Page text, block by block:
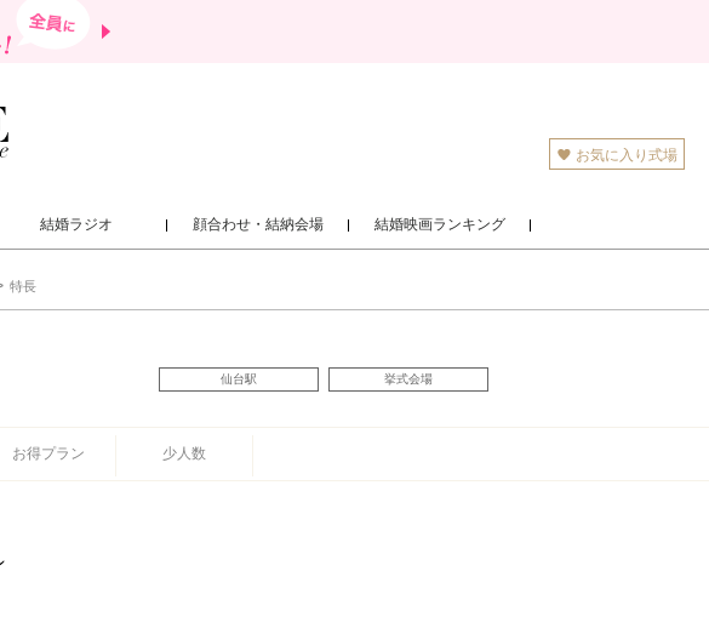
お気に入り式場
結婚ラジオ 顔合わせ・結納会場 結婚映画ランキング
特長
仙台駅 挙式会場
お得プラン 少人数